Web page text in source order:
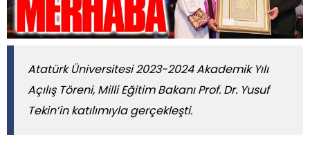
Atatürk Üniversitesi 2023-2024 Akademik Yılı
Açılış Töreni, Milli Eğitim Bakanı Prof. Dr. Yusuf
Tekin’in katılımıyla gerçekleşti.